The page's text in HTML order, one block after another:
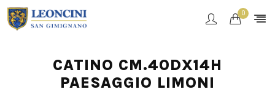
0
CATINO CM.40DX14H
PAESAGGIO LIMONI